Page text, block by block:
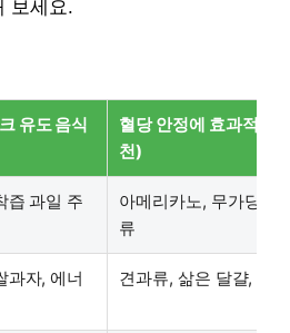
보세요.
유도 음식
혈당 안정에 효과적인
천)
즙 과일 주
아메리카노, 무가당 두
류
과자, 에너
견과류, 삶은 달걀, 스